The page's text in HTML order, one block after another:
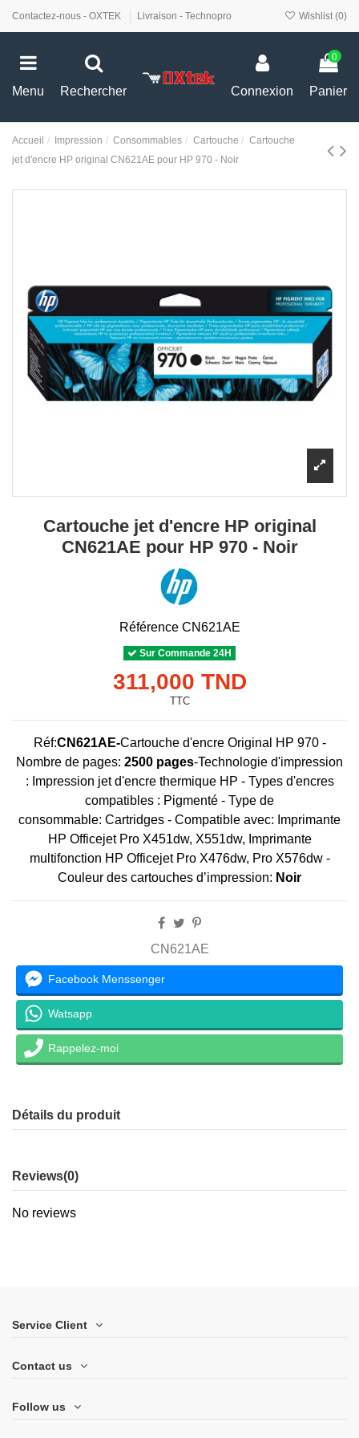
Contactez-nous - OXTEK Livraison - Technopro Wishlist (0)
Menu Rechercher Connexion
0
Panier
Accueil Impression Consommables Cartouche
Cartouche
jet d'encre HP original CN621AE pour HP 970 - Noir
Cartouche jet d'encre HP original
CN621AE pour HP 970 - Noir
Référence CN621AE
Sur Commande 24H
311,000 TND
TTC
Réf:CN621AE-Cartouche d'encre Original HP 970 -
Nombre de pages: 2500 pages-Technologie d'impression
: Impression jet d'encre thermique HP - Types d'encres
compatibles : Pigmenté - Type de
consommable: Cartridges - Compatible avec: Imprimante
HP Officejet Pro X451dw, X551dw, Imprimante
multifonction HP Officejet Pro X476dw, Pro X576dw -
Couleur des cartouches d’impression: Noir
CN621AE
Facebook Menssenger
Watsapp
Rappelez-moi
Détails du produit
Reviews(0)
No reviews
Service Client
Contact us
Follow us